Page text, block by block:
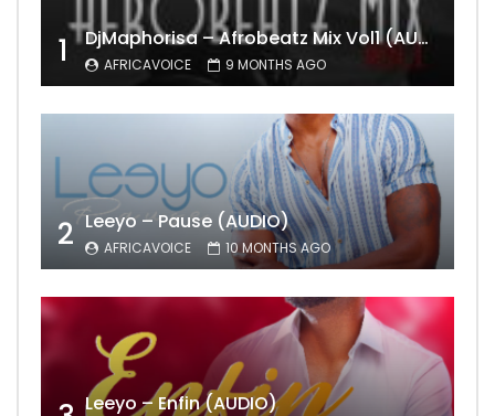
1 DjMaphorisa – Afrobeatz Mix Vol1 (AUDIO)
AFRICAVOICE 9 MONTHS AGO
2 Leeyo – Pause (AUDIO)
AFRICAVOICE 10 MONTHS AGO
Leeyo – Enfin (AUDIO)